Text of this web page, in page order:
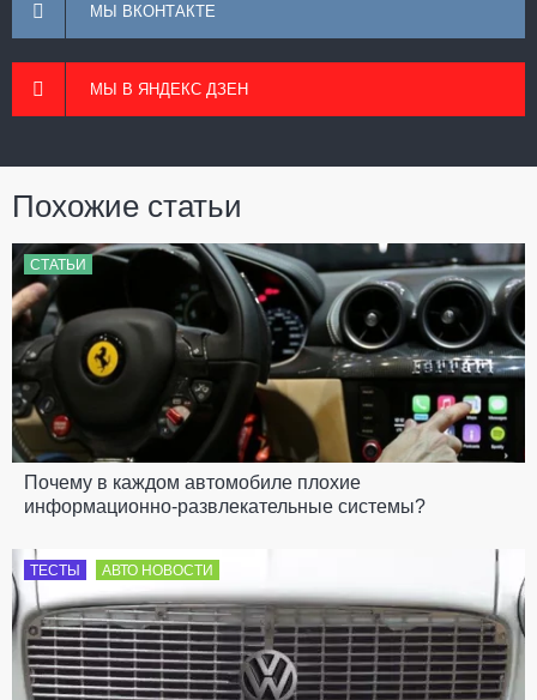
МЫ ВКОНТАКТЕ
МЫ В ЯНДЕКС ДЗЕН
Похожие статьи
СТАТЬИ
Почему в каждом автомобиле плохие
информационно-развлекательные системы?
ТЕСТЫ АВТО НОВОСТИ